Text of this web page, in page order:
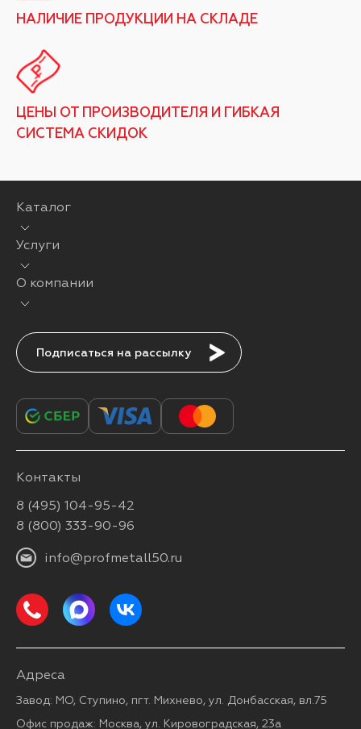
НАЛИЧИЕ ПРОДУКЦИИ НА СКЛАДЕ
ЦЕНЫ ОТ ПРОИЗВОДИТЕЛЯ И ГИБКАЯ
СИСТЕМА СКИДОК
Каталог
Услуги
О компании
Подписаться
Контакты
8 (495) 104-95-42
8 (800) 333-90-96
info@profmetall50.ru
Адреса
Завод: МО, Ступино, пгт. Михнево, ул. Донбасская, вл.75
Офис продаж: Москва, ул. Кировоградская, 23а